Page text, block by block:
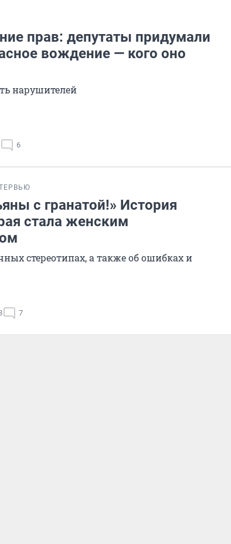
прав: депутаты придумали
вождение — кого оно
нарушителей
6
с гранатой!» История
стала женским
стереотипах, а также об ошибках и
7